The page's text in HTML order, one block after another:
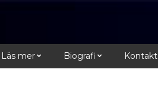
Läs mer Biografi Kontakt